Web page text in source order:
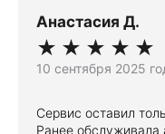
Анастасия Д.
★ ★ ★ ★ ★
10 сентября 2025
Сервис оставил
Ранее обслуживала